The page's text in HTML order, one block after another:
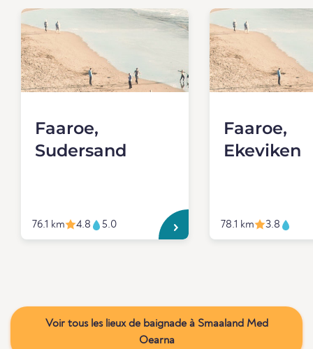
Faaroe,
Sudersand
76.1 km 4.8 5.0
Faaroe,
Ekeviken
78.1 km 3.8
Voir tous les lieux de baignade à Smaaland Med
Oearna